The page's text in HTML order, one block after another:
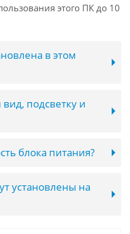
этого ПК до 10
в этом
подсветку и
блока питания?
установлены на